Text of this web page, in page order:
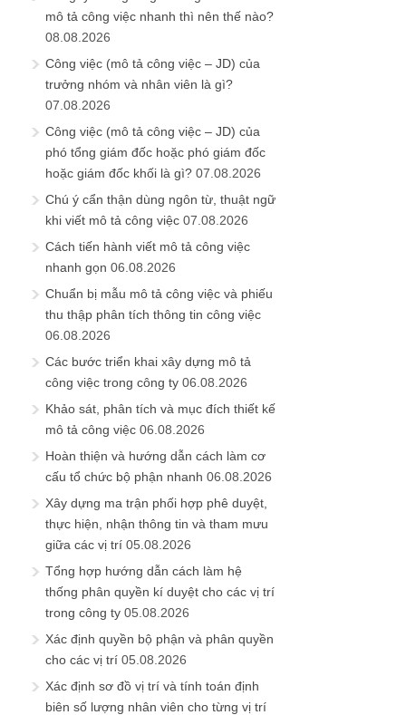
mô tả công việc nhanh thì nên thế nào?
08.08.2026
Công việc (mô tả công việc – JD) của
trưởng nhóm và nhân viên là gì?
07.08.2026
Công việc (mô tả công việc – JD) của
phó tổng giám đốc hoặc phó giám đốc
hoặc giám đốc khối là gì? 07.08.2026
Chú ý cẩn thận dùng ngôn từ, thuật ngữ
khi viết mô tả công việc 07.08.2026
Cách tiến hành viết mô tả công việc
nhanh gọn 06.08.2026
Chuẩn bị mẫu mô tả công việc và phiếu
thu thập phân tích thông tin công việc
06.08.2026
Các bước triển khai xây dựng mô tả
công việc trong công ty 06.08.2026
Khảo sát, phân tích và mục đích thiết kế
mô tả công việc 06.08.2026
Hoàn thiện và hướng dẫn cách làm cơ
cấu tổ chức bộ phận nhanh 06.08.2026
Xây dựng ma trận phối hợp phê duyệt,
thực hiện, nhận thông tin và tham mưu
giữa các vị trí 05.08.2026
Tổng hợp hướng dẫn cách làm hệ
thống phân quyền kí duyệt cho các vị trí
trong công ty 05.08.2026
Xác định quyền bộ phận và phân quyền
cho các vị trí 05.08.2026
Xác định sơ đồ vị trí và tính toán định
biên số lượng nhân viên cho từng vị trí